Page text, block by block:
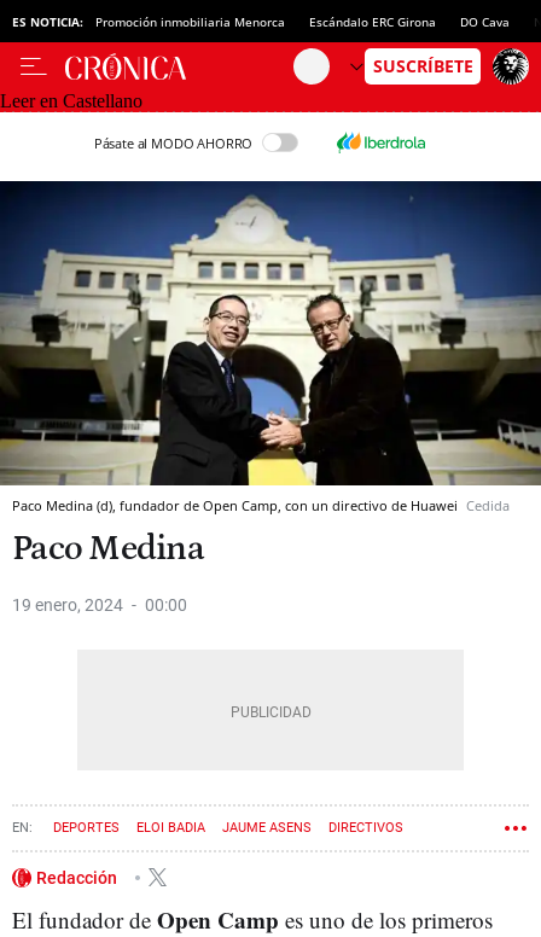
ES NOTICIA: Promoción inmobiliaria Menorca Escándalo ERC Girona DO Cava
Leer en Castellano
Pásate al MODO AHORRO
Paco Medina (d), fundador de Open Camp, con un directivo de Huawei Cedida
Paco Medina
19 enero, 2024 00:00
DEPORTES ELOI BADIA JAUME ASENS DIRECTIVOS
GERARDO PISARELLO
Redacción
El fundador de Open Camp es uno de los primeros